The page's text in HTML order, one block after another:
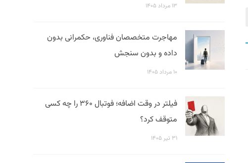
۱۳ مرداد ۱۴۰۵
مهاجرت متخصصان فناوری، حکمرانی بدون
داده و بدون سنجش
۱۰ مرداد ۱۴۰۵
فیلتر در وقت اضافه؛ فوتبال ۳۶۰ را چه کسی
متوقف کرد؟
۳۱ تیر ۱۴۰۵